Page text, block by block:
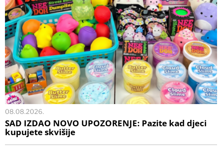
08.08.2026.
SAD IZDAO NOVO UPOZORENJE: Pazite kad djeci
kupujete skvišije